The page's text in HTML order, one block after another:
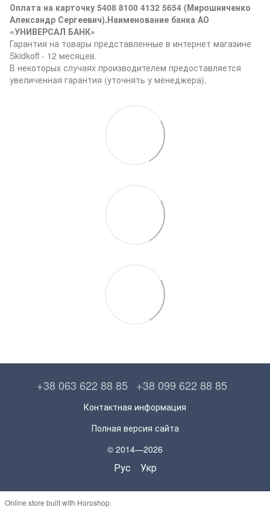
Оплата на карточку 5408 8100 4132 5654 (Мирошниченко
Александр Сергеевич).Наименование банка АО
«УНИВЕРСАЛ БАНК»
Гарантия на товары представленные в интернет магазине
Skidkoff - 12 месяцев.
В некоторых случаях производителем предоставляется
увеличенная гарантия (уточнять у менеджера).
+38 063 622 88 85 +38 099 622 88 85
Контактная информация
Полная версия сайта
© 2014—2026
Рус Укр
Online store built with Horoshop